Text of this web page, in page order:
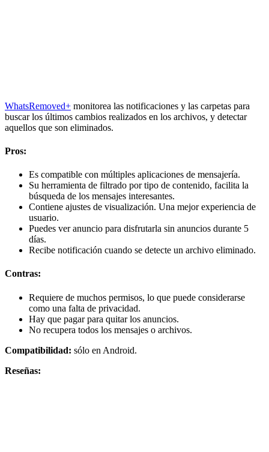
WhatsRemoved+ monitorea las notificaciones y las carpetas para
buscar los últimos cambios realizados en los archivos, y detectar
aquellos que son eliminados.
Pros:
Es compatible con múltiples aplicaciones de mensajería.
Su herramienta de filtrado por tipo de contenido, facilita la
búsqueda de los mensajes interesantes.
Contiene ajustes de visualización. Una mejor experiencia de
usuario.
Puedes ver anuncio para disfrutarla sin anuncios durante 5
días.
Recibe notificación cuando se detecte un archivo eliminado.
Contras:
Requiere de muchos permisos, lo que puede considerarse
como una falta de privacidad.
Hay que pagar para quitar los anuncios.
No recupera todos los mensajes o archivos.
Compatibilidad: sólo en Android.
Reseñas: